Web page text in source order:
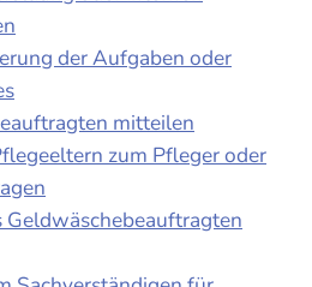
der Aufgaben oder
mitteilen
zum Pfleger oder
Geldwäschebeauftragten